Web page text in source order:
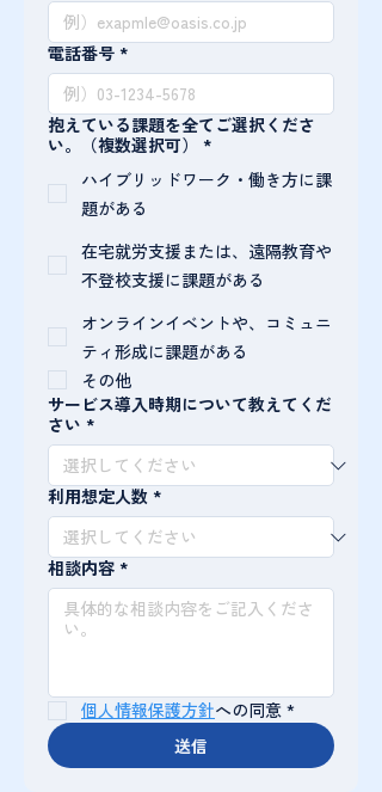
電話番号 *
抱えている課題を全てご選択くださ
い。（複数選択可）
*
ハイブリッドワーク・働き方に課
題がある
在宅就労支援または、遠隔教育や
不登校支援に課題がある
オンラインイベントや、コミュニ
ティ形成に課題がある
その他
サービス導入時期について教えてくだ
さい *
利用想定人数 *
相談内容 *
個人情報保護方針への同意 *
送信